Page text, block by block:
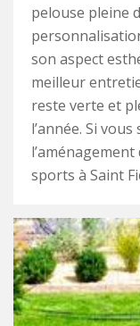
pelouse pleine
son aspect
meilleur
reste verte et
l’année. Si
sports à Saint